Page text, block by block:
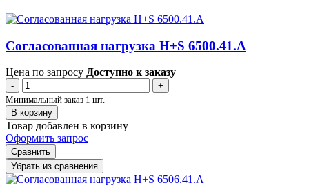
Согласованная нагрузка H+S 6500.41.A
Цена по запросу Доступно к заказу
-
+
Минимальный заказ 1 шт.
В корзину
Товар добавлен в корзину
Оформить запрос
Сравнить
Убрать из сравнения